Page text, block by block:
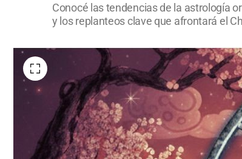
Conocé las tendencias de la astrología
y los replanteos clave que afrontará el